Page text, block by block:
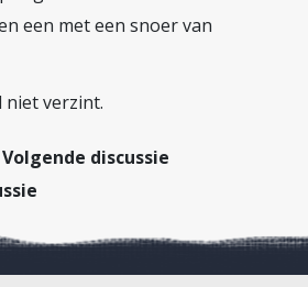
een met een snoer van
niet verzint.
Volgende discussie